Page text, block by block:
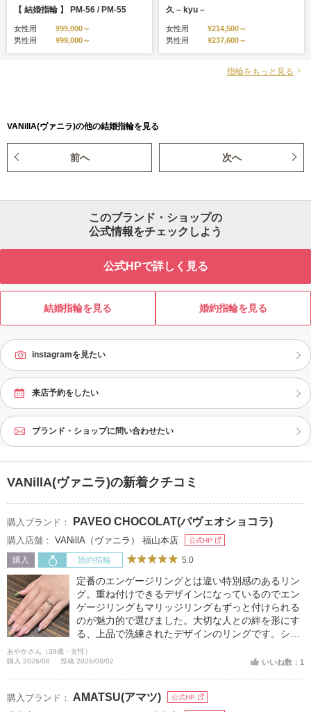
【 結婚指輪 】 PM-56 / PM-55
女性用
¥99,000～
男性用
¥99,000～
久 – kyu –
女性用
¥214,500～
男性用
¥237,600～
指輪をもっと見る
VANillA(ヴァニラ)の他の結婚指輪を見る
前へ 次へ
このブランド・ショップの
公式情報をチェックしよう
公式HPで詳しく見る
結婚指輪を見る 婚約指輪を見る
instagramを見たい
来店予約をしたい
ブランド・ショップに問い合わせたい
VANillA(ヴァニラ)の新着クチコミ
購入ブランド： PAVEO CHOCOLAT(パヴェオショコラ)
購入店舗： VANillA（ヴァニラ） 福山本店 公式HP
購入 婚約指輪 5.0
定番のエンゲージリングとは違い特別感のあるリン
グ。重ね付けできるデザインになっているのでエン
ゲージリングもマリッジリングもずっと付けられる
のが魅力的で選びました。大切な人との絆を形にす
る、上品で洗練されたデザインのリングです。シン
プルながらも存在感があり、普段使いから特別な日
まで幅広く活躍します。肌になじむ美しい輝きと、
い、毎日身に着けたくなる特別な一本です。
あやかさん（39歳・女性）
購入 2026/08
投稿 2026/08/02 いいね数：1
購入ブランド： AMATSU(アマツ) 公式HP